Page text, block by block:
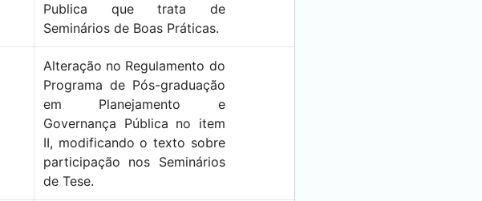
Publica que trata de
Seminários de Boas Práticas.
Alteração no Regulamento do
Programa de Pós-graduação
em Planejamento e
Governança Pública no item
II, modificando o texto sobre
participação nos Seminários
de Tese.